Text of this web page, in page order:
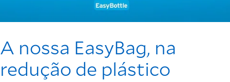
A nossa EasyBag, na
redução de plástico